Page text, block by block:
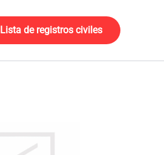
Lista de registros civiles